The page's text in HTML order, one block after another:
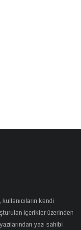
kendi
içerikler üzerinden
yazı sahibi